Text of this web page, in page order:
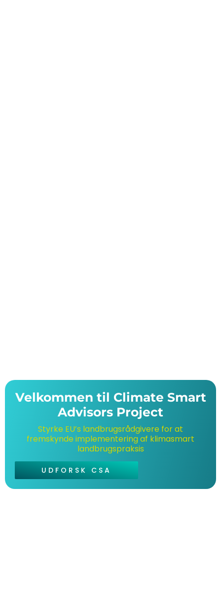
Velkommen til Climate Smart
Advisors Project
Styrke EU’s landbrugsrådgivere for at
fremskynde implementering af klimasmart
landbrugspraksis
UDFORSK CSA